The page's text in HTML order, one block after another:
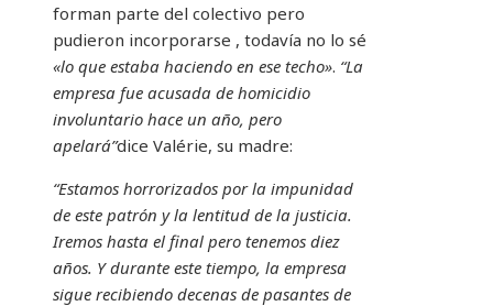
forman parte del colectivo pero
pudieron incorporarse , todavía no lo sé
«lo que estaba haciendo en ese techo». “La
empresa fue acusada de homicidio
involuntario hace un año, pero
apelará”dice Valérie, su madre:
“Estamos horrorizados por la impunidad
de este patrón y la lentitud de la justicia.
Iremos hasta el final pero tenemos diez
años. Y durante este tiempo, la empresa
sigue recibiendo decenas de pasantes de